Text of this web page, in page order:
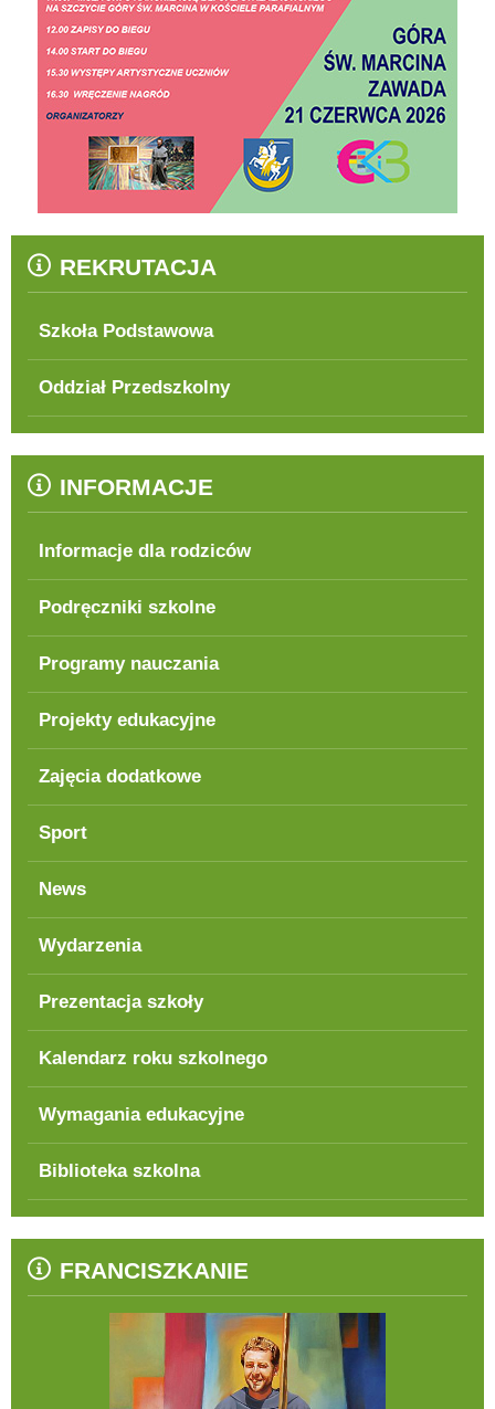
REKRUTACJA
Szkoła Podstawowa
Oddział Przedszkolny
INFORMACJE
Informacje dla rodziców
Podręczniki szkolne
Programy nauczania
Projekty edukacyjne
Zajęcia dodatkowe
Sport
News
Wydarzenia
Prezentacja szkoły
Kalendarz roku szkolnego
Wymagania edukacyjne
Biblioteka szkolna
FRANCISZKANIE